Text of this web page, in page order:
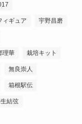
ィギュア 宇野昌磨
理華 栽培キット
無良崇人
箱根駅伝
結弦